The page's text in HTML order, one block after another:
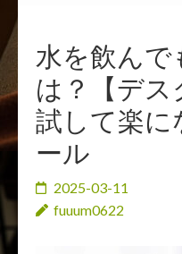
プ
(Enter
を
す)
水を飲んで
は？【デ
試して楽に
ール
2025-03-11
fuuum0622